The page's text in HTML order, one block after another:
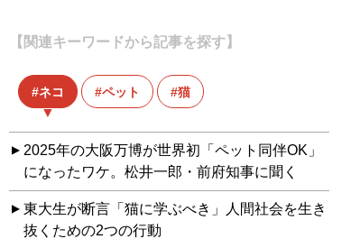
【関連キーワードから記事を探す】
ネコ ペット 猫
2025年の大阪万博が世界初「ペット同伴OK」
になったワケ。松井一郎・前府知事に聞く
東大生が断言「猫に学ぶべき」人間社会を生き
抜くための2つの行動